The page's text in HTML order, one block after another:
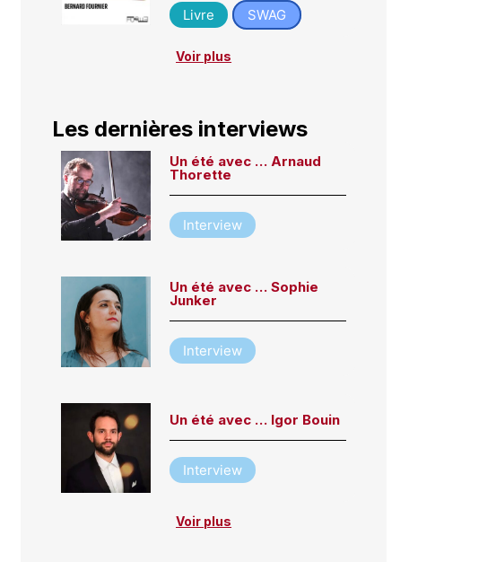
Livre
SWAG
Voir plus
Les dernières interviews
Un été avec … Arnaud
Thorette
Interview
Un été avec … Sophie
Junker
Interview
Un été avec … Igor Bouin
Interview
Voir plus